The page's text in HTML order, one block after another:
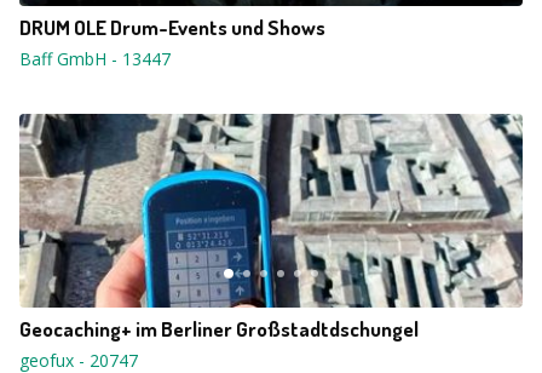
DRUM OLE Drum-Events und Shows
Baff GmbH - 13447
Geocaching+ im Berliner Großstadtdschungel
geofux - 20747